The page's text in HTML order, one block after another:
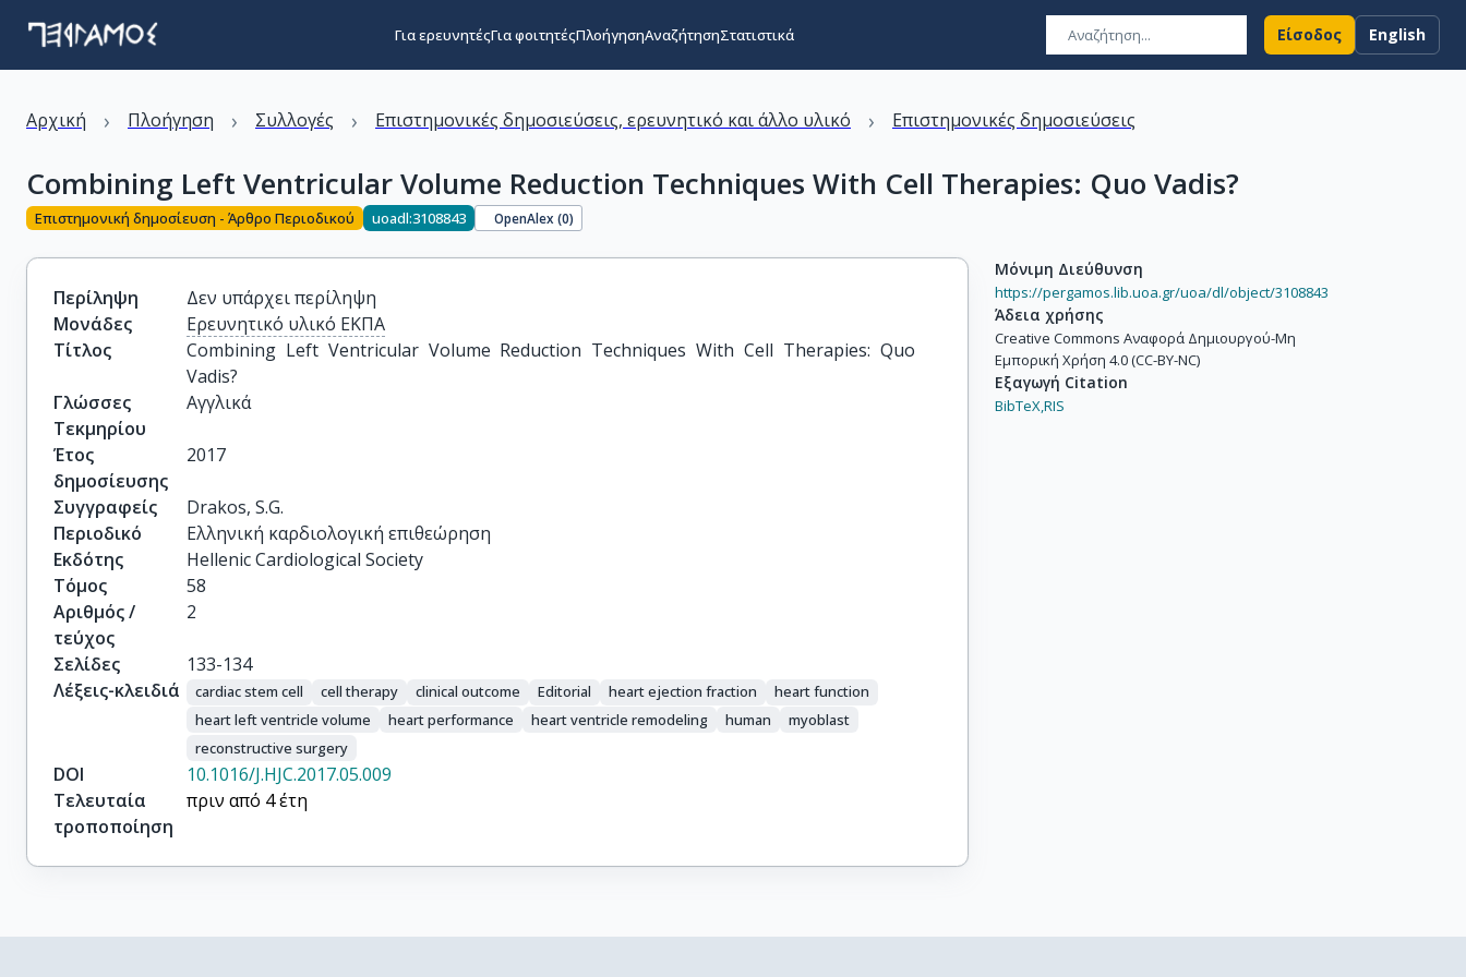
Για ερευνητέςΓια φοιτητέςΠλοήγησηΑναζήτησηΣτατιστικά Είσοδος English
Αρχική › Πλοήγηση › Συλλογές › Επιστημονικές δημοσιεύσεις, ερευνητικό και άλλο υλικό › Επιστημονικές δημοσιεύσεις
Combining Left Ventricular Volume Reduction Techniques With Cell Therapies: Quo Vadis?
Επιστημονική δημοσίευση - Άρθρο Περιοδικού uoadl:3108843 OpenAlex (0)
Περίληψη
Δεν υπάρχει περίληψη
Μονάδες
Ερευνητικό υλικό ΕΚΠΑ
Τίτλος
Combining Left Ventricular Volume Reduction Techniques With Cell Therapies: Quo
Vadis?
Γλώσσες
Τεκμηρίου
Αγγλικά
Έτος
δημοσίευσης
2017
Συγγραφείς
Drakos, S.G.
Περιοδικό
Ελληνική καρδιολογική επιθεώρηση
Εκδότης
Hellenic Cardiological Society
Τόμος
58
Αριθμός /
τεύχος
2
Σελίδες
133-134
Λέξεις-κλειδιά
cardiac stem cell cell therapy clinical outcome Editorial heart ejection fraction
heart function
heart left ventricle volume
heart performance heart ventricle remodeling human
myoblast
reconstructive surgery
DOI
10.1016/J.HJC.2017.05.009
Τελευταία
τροποποίηση
πριν από 4 έτη
Μόνιμη Διεύθυνση
https://pergamos.lib.uoa.gr/uoa/dl/object/3108843
Άδεια χρήσης
Creative Commons Αναφορά Δημιουργού-Μη
Εμπορική Χρήση 4.0 (CC-BY-NC)
Εξαγωγή Citation
BibTeX,RIS